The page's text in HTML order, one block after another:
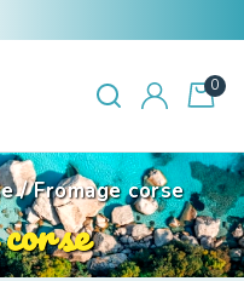
0
/ Fromage corse